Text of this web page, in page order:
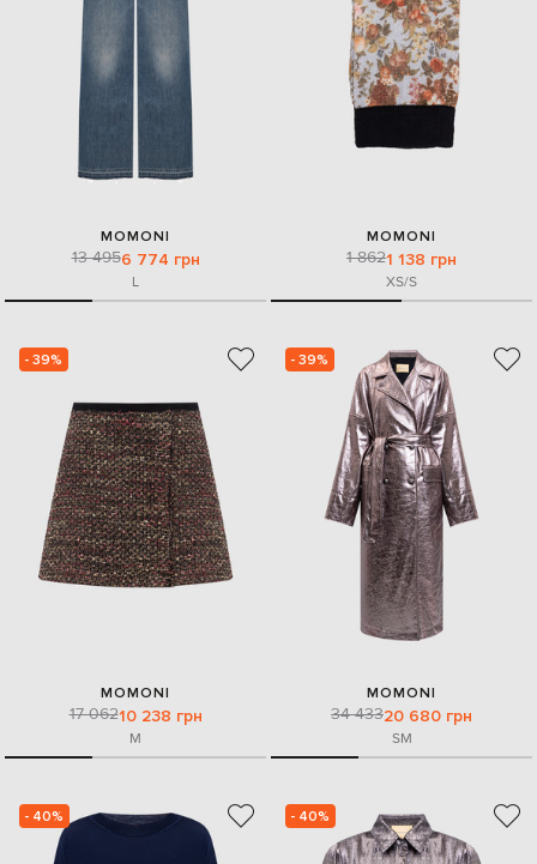
MOMONI
13 4956 774 грн
L
MOMONI
1 8621 138 грн
XS/S
- 39%
MOMONI
17 06210 238 грн
M
- 39%
MOMONI
34 43320 680 грн
SM
- 40% - 40%